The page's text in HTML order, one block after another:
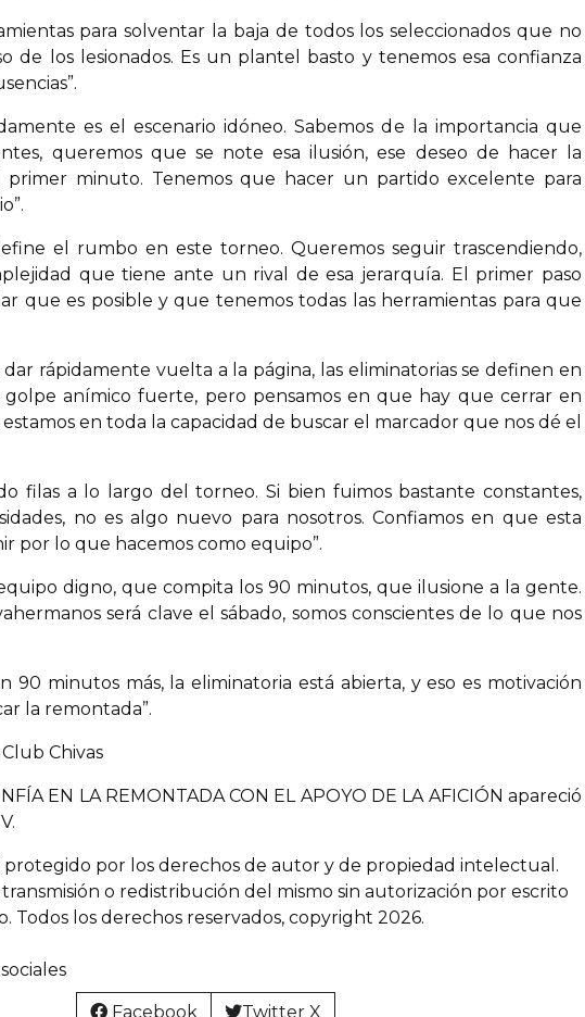
para solventar la baja de todos los seleccionados que no
de los lesionados. Es un plantel basto y tenemos esa confianza
es el escenario idóneo. Sabemos de la importancia que
queremos que se note esa ilusión, ese deseo de hacer la
primer minuto. Tenemos que hacer un partido excelente para
el rumbo en este torneo. Queremos seguir trascendiendo,
que tiene ante un rival de esa jerarquía. El primer paso
que es posible y que tenemos todas las herramientas para que
rápidamente vuelta a la página, las eliminatorias se definen en
golpe anímico fuerte, pero pensamos en que hay que cerrar en
en toda la capacidad de buscar el marcador que nos dé el
filas a lo largo del torneo. Si bien fuimos bastante constantes,
no es algo nuevo para nosotros. Confiamos en que esta
por lo que hacemos como equipo”.
digno, que compita los 90 minutos, que ilusione a la gente.
será clave el sábado, somos conscientes de lo que nos
90 minutos más, la eliminatoria está abierta, y eso es motivación
la remontada”.
Chivas
EN LA REMONTADA CON EL APOYO DE LA AFICIÓN apareció
protegido por los derechos de autor y de propiedad intelectual.
o redistribución del mismo sin autorización por escrito
Todos los derechos reservados, copyright 2026.
Facebook Twitter X